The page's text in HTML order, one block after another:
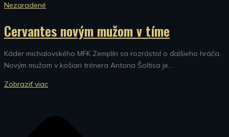
Nezaradené
Cervantes novým mužom v tíme
Káder michalovského MFK Zemplín sa rozrástol o ďalšieho hráča.
Novým mužom v košiari trénera Antona Šoltisa je...
Zobraziť viac